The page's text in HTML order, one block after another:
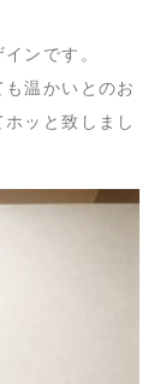
ンです。
温かいとのお
ッと致しまし